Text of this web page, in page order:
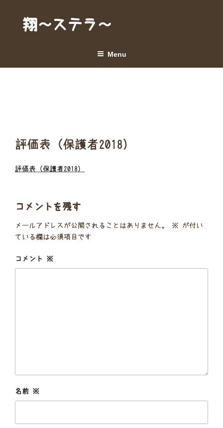
content翔～ステラ～
Menu
評価表（保護者2018）
評価表（保護者2018）
コメントを残す
メールアドレスが公開されることはありません。 ※ が付い
ている欄は必須項目です
コメント ※
名前 ※